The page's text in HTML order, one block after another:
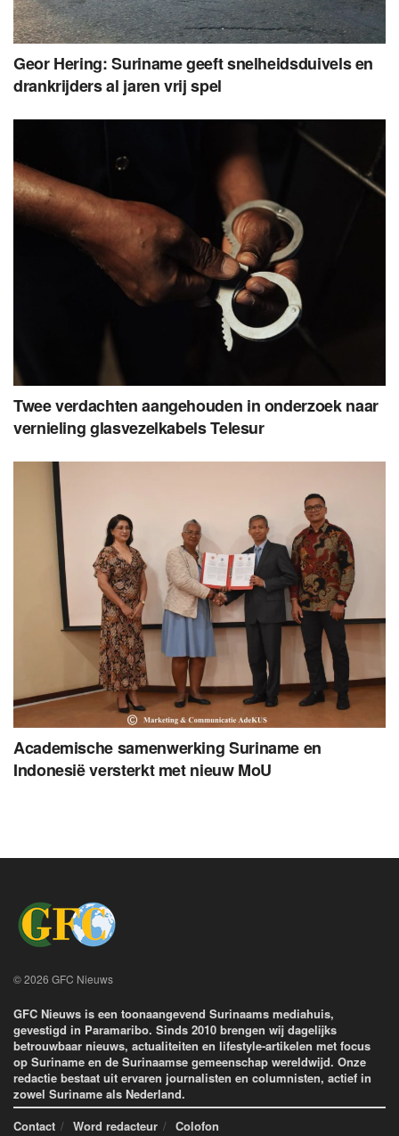
Geor Hering: Suriname geeft snelheidsduivels en
drankrijders al jaren vrij spel
Twee verdachten aangehouden in onderzoek naar
vernieling glasvezelkabels Telesur
Academische samenwerking Suriname en
Indonesië versterkt met nieuw MoU
© 2026 GFC Nieuws
GFC Nieuws is een toonaangevend Surinaams mediahuis,
gevestigd in Paramaribo. Sinds 2010 brengen wij dagelijks
betrouwbaar nieuws, actualiteiten en lifestyle-artikelen met focus
op Suriname en de Surinaamse gemeenschap wereldwijd. Onze
redactie bestaat uit ervaren journalisten en columnisten, actief in
zowel Suriname als Nederland.
Contact
Word redacteur Colofon